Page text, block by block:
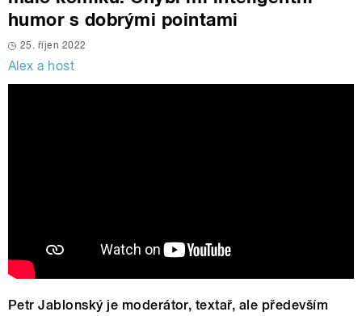
humor s dobrými pointami
25. říjen 2022
Alex a host
Petr Jablonský je moderátor, textař, ale především